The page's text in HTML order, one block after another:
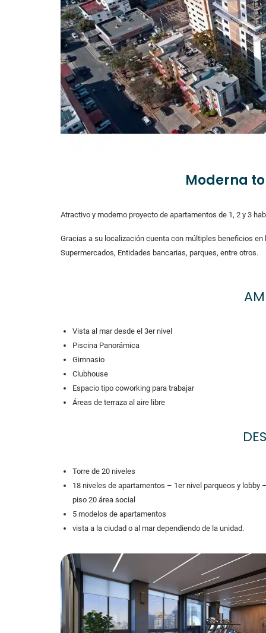
Moderna
Atractivo y moderno proyecto de apartamentos de 1, 2 y 3
Gracias a su localización cuenta con múltiples beneficios
Supermercados, Entidades bancarias, parques, entre otros.
Vista al mar desde el 3er nivel
Piscina Panorámica
Gimnasio
Clubhouse
Espacio tipo coworking para trabajar
Áreas de terraza al aire libre
Torre de 20 niveles
18 niveles de apartamentos – 1er nivel parqueos y lobby
piso 20 área social
5 modelos de apartamentos
vista a la ciudad o al mar dependiendo de la unidad.